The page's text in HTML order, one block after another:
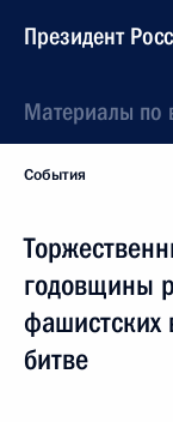
Президент
Материалы по
События
годовщины
фашистских
битве